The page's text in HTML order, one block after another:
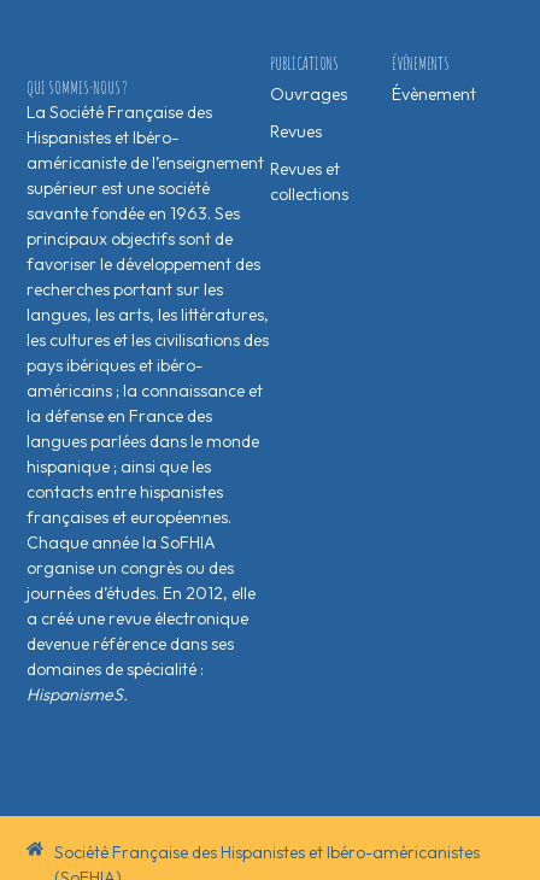
ÉVÉNEMENTS
Évènement
PUBLICATIONS
Ouvrages
Revues
Revues et
collections
QUI SOMMES-NOUS ?
La Société Française des
Hispanistes et Ibéro-
américaniste de l’enseignement
supérieur est une société
savante fondée en 1963. Ses
principaux objectifs sont de
favoriser le développement des
recherches portant sur les
langues, les arts, les littératures,
les cultures et les civilisations des
pays ibériques et ibéro-
américains ; la connaissance et
la défense en France des
langues parlées dans le monde
hispanique ; ainsi que les
contacts entre hispanistes
français·es et européen·nes.
Chaque année la SoFHIA
organise un congrès ou des
journées d’études. En 2012, elle
a créé une revue électronique
devenue référence dans ses
domaines de spécialité :
HispanismeS.
Société Française des Hispanistes et Ibéro-américanistes